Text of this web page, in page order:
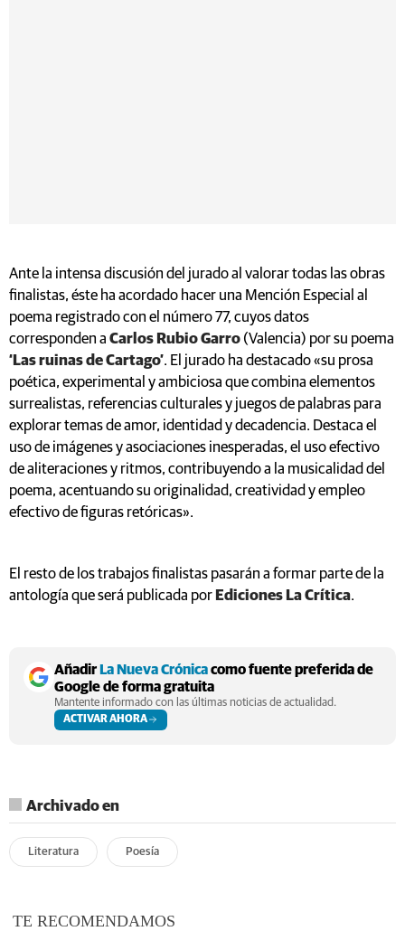
Ante la intensa discusión del jurado al valorar todas las obras
finalistas, éste ha acordado hacer una Mención Especial al
poema registrado con el número 77, cuyos datos
corresponden a Carlos Rubio Garro (Valencia) por su poema
‘Las ruinas de Cartago’. El jurado ha destacado «su prosa
poética, experimental y ambiciosa que combina elementos
surrealistas, referencias culturales y juegos de palabras para
explorar temas de amor, identidad y decadencia. Destaca el
uso de imágenes y asociaciones inesperadas, el uso efectivo
de aliteraciones y ritmos, contribuyendo a la musicalidad del
poema, acentuando su originalidad, creatividad y empleo
efectivo de figuras retóricas».
El resto de los trabajos finalistas pasarán a formar parte de la
antología que será publicada por Ediciones La Crítica.
AñadirLa Nueva Crónicacomo fuente preferida de
Google de forma gratuita
Mantente informado con las últimas noticias de actualidad.
ACTIVAR AHORA
Archivado en
Literatura Poesía
TE RECOMENDAMOS